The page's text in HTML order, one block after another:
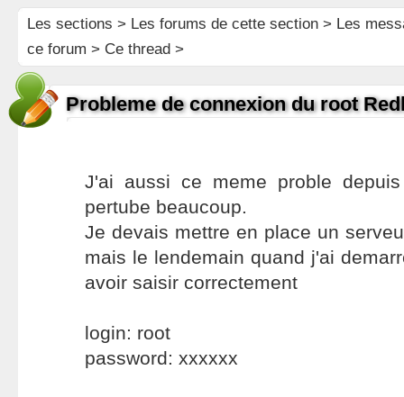
Les sections > Les forums de cette section> Les
ce forum > Ce thread >
Probleme de connexion du root
J'ai aussi ce meme proble
pertube beaucoup.
Je devais mettre en place un
mais le lendemain quand j'ai
avoir saisir correctement
login: root
password: xxxxxx